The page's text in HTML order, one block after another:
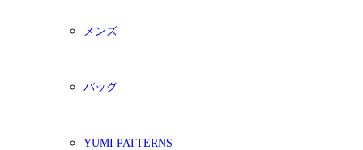
メンズ
バッグ
YUMI PATTERNS